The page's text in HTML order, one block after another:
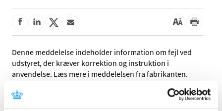
Denne meddelelse indeholder information om fejl ved
udstyret, der kræver korrektion og instruktion i
anvendelse. Læs mere i meddelelsen fra fabrikanten.
Referencer